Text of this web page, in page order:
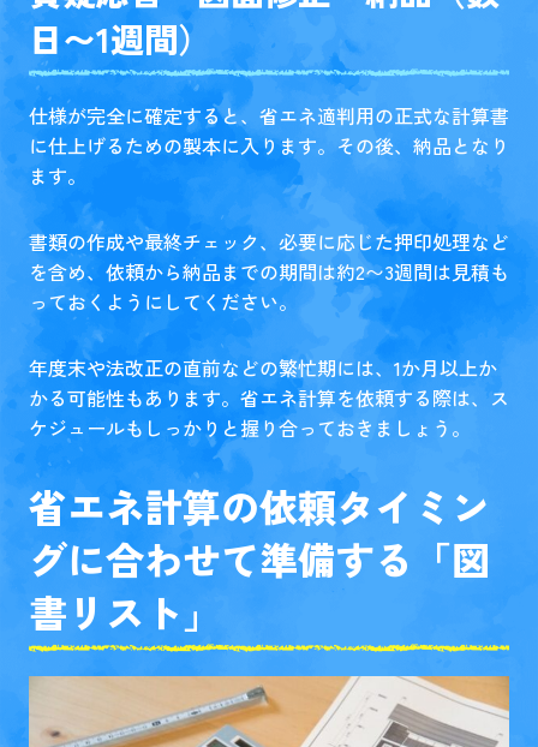
日〜1週間）
仕様が完全に確定すると、省エネ適判用の正式な計算書
に仕上げるための製本に入ります。その後、納品となり
ます。
書類の作成や最終チェック、必要に応じた押印処理など
を含め、依頼から納品までの期間は約2〜3週間は見積も
っておくようにしてください。
年度末や法改正の直前などの繁忙期には、1か月以上か
かる可能性もあります。省エネ計算を依頼する際は、ス
ケジュールもしっかりと握り合っておきましょう。
省エネ計算の依頼タイミン
グに合わせて準備する「図
書リスト」